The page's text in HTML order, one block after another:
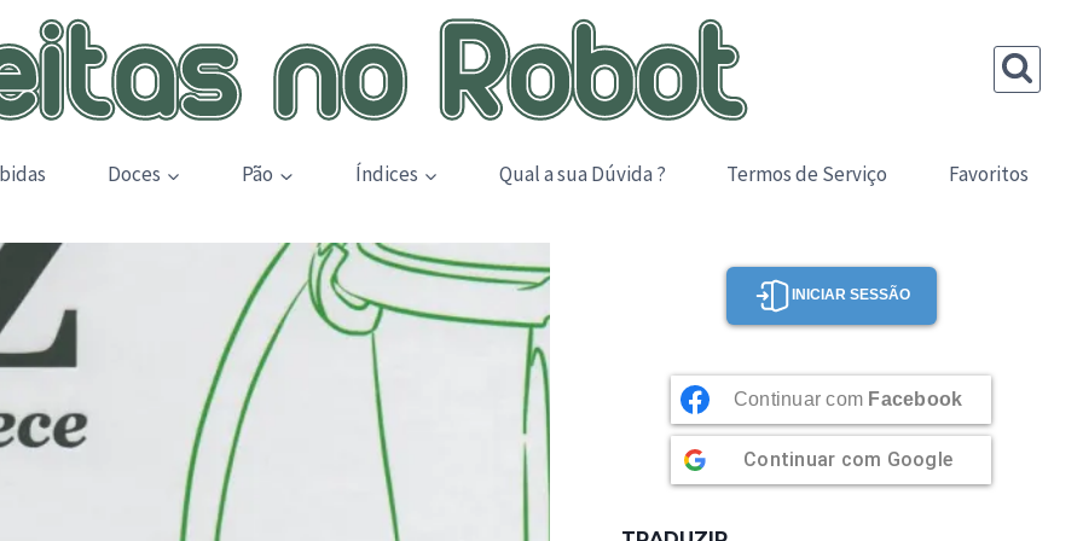
Doces Pão Índices Qual a sua Dúvida ? Termos de Serviço Favoritos
INICIAR SESSÃO
Continuar com Facebook
Continuar com Google